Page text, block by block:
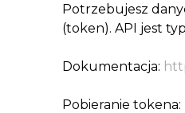
Potrzebujesz
(token). API jest
Dokumentacja:
Pobieranie tokena: